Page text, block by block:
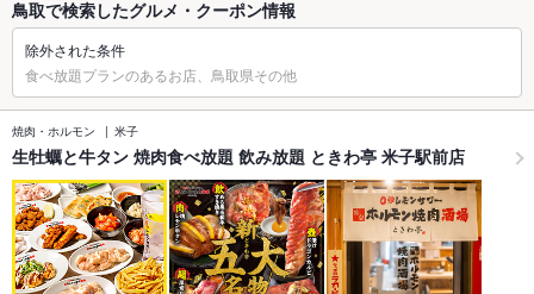
鳥取で検索したグルメ・クーポン情報
除外された条件
食べ放題プランのあるお店、鳥取県その他
焼肉・ホルモン 米子
生牡蠣と牛タン 焼肉食べ放題 飲み放題 ときわ亭 米子駅前店